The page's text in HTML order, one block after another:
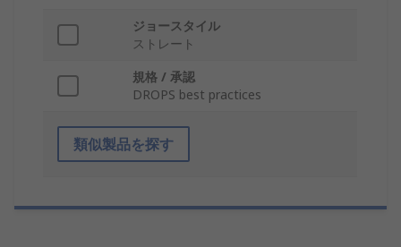
ジョースタイル
ストレート
規格 / 承認
DROPS best practices
類似製品を探す